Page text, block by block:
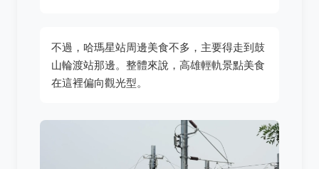
不過，哈瑪星站周邊美食不多，主要得走到鼓
山輪渡站那邊。整體來說，高雄輕軌景點美食
在這裡偏向觀光型。